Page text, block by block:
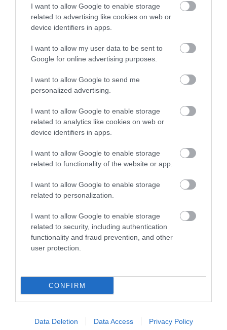
I want to allow Google to enable storage
related to advertising like cookies on web or
device identifiers in apps.
I want to allow my user data to be sent to
Google for online advertising purposes.
I want to allow Google to send me
personalized advertising.
I want to allow Google to enable storage
related to analytics like cookies on web or
device identifiers in apps.
I want to allow Google to enable storage
related to functionality of the website or app.
I want to allow Google to enable storage
related to personalization.
I want to allow Google to enable storage
related to security, including authentication
functionality and fraud prevention, and other
user protection.
CONFIRM
Data Deletion Data Access Privacy Policy
PRONEWS.GR /ΚΥΒΕΡΝΗΣΗ
Συλλυπητήρια Κ.Μητσοτάκη για τον
θάνατο των τριών πυροσβεστών σε
Ρέθυμνο και Γύθειο
29.07.2026 | 21:42
PRONEWS.GR /ΚΥΒΕΡΝΗΣΗ
Στο Υπουργικό Συμβούλιο αύριο Πέμπτη
θα συσταθεί επιτροπή για την πυρηνική
ενέργεια